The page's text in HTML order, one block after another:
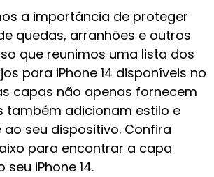
a importância de proteger
quedas, arranhões e outros
que reunimos uma lista dos
para iPhone 14 disponíveis no
capas não apenas fornecem
também adicionam estilo e
seu dispositivo. Confira
para encontrar a capa
iPhone 14.